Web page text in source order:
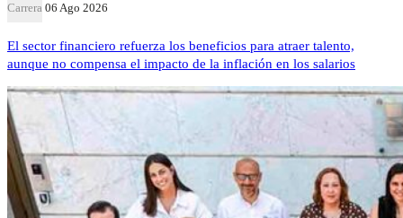
Carrera 06 Ago 2026
El sector financiero refuerza los beneficios para atraer talento,
aunque no compensa el impacto de la inflación en los salarios